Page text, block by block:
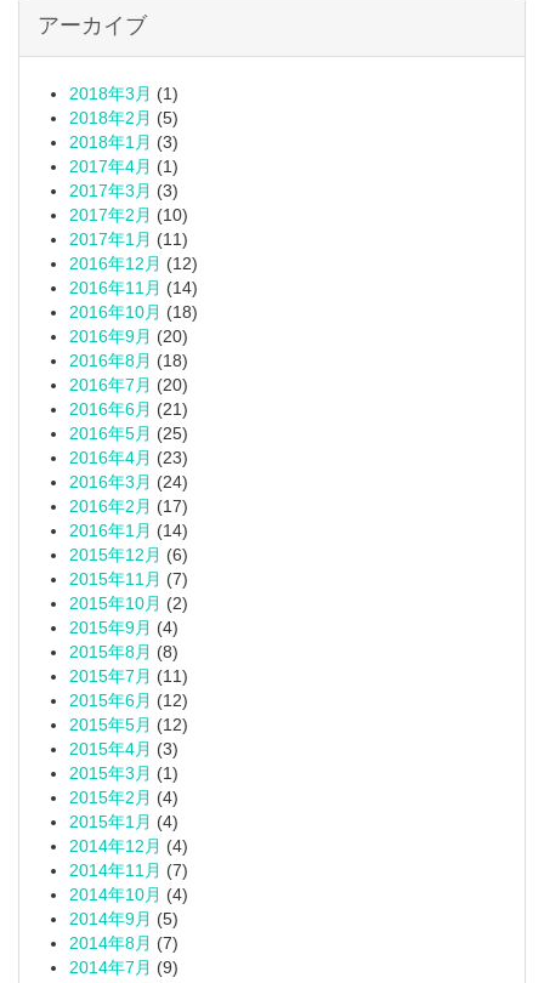
アーカイブ
2018年3月 (1)
2018年2月 (5)
2018年1月 (3)
2017年4月 (1)
2017年3月 (3)
2017年2月 (10)
2017年1月 (11)
2016年12月 (12)
2016年11月 (14)
2016年10月 (18)
2016年9月 (20)
2016年8月 (18)
2016年7月 (20)
2016年6月 (21)
2016年5月 (25)
2016年4月 (23)
2016年3月 (24)
2016年2月 (17)
2016年1月 (14)
2015年12月 (6)
2015年11月 (7)
2015年10月 (2)
2015年9月 (4)
2015年8月 (8)
2015年7月 (11)
2015年6月 (12)
2015年5月 (12)
2015年4月 (3)
2015年3月 (1)
2015年2月 (4)
2015年1月 (4)
2014年12月 (4)
2014年11月 (7)
2014年10月 (4)
2014年9月 (5)
2014年8月 (7)
2014年7月 (9)